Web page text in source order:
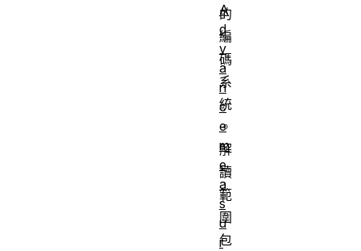
的
編
碼
系
統
。
解
讀
範
圍
包
A
d
v
a
n
c
e
m
e
a
s
u
r